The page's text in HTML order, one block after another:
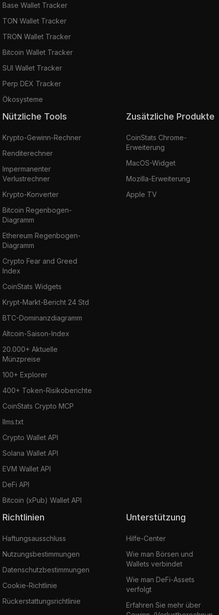
Base Wallet Tracker
TON Wallet Tracker
TRON Wallet Tracker
Bitcoin Wallet Tracker
SUI Wallet Tracker
Perp DEX Tracker
Ökosysteme
Nützliche Tools
Krypto-Gewinn-Rechner
Renditerechner
Impermanenter
Verlustrechner
Krypto-Konverter
Bitcoin Regenbogen-
Diagramm
Ethereum Regenbogen-
Diagramm
Crypto Fear and Greed
Index
CoinStats Widgets
Krypt-Markt-Bericht 24 Std
BTC-Dominanzdiagramm
Altcoin-Saison-Index
20.000+ Aktuelle
Münzpreise
100+ Explorer
400+ Token-Risikoberichte
CoinStats Crypto MCP
llms.txt
Crypto Wallet API
Solana Wallet API
EVM Wallet API
DeFi API
Bitcoin (xPub) Wallet API
Zusätzliche Produkte
CoinStats Chrome-
Erweiterung
MacOS-Widget
Mozilla-Erweiterung
Apple TV
Richtlinien
Haftungsausschluss
Nutzungsbestimmungen
Datenschutzbestimmungen
Cookie-Richtlinie
Rückerstattungsrichtlinie
Unterstützung
Hilfe-Center
Wie man Börsen und
Wallets verbindet
Wie man DeFi-Assets
verfolgt
Erfahren Sie mehr über